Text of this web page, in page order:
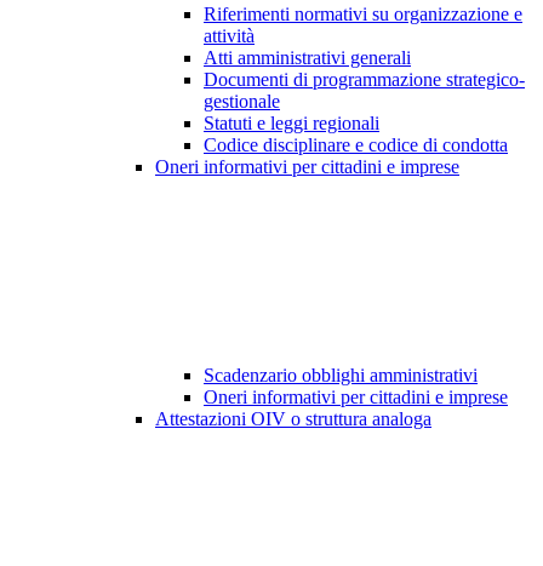
Riferimenti normativi su organizzazione e
attività
Atti amministrativi generali
Documenti di programmazione strategico-
gestionale
Statuti e leggi regionali
Codice disciplinare e codice di condotta
Oneri informativi per cittadini e imprese
Scadenzario obblighi amministrativi
Oneri informativi per cittadini e imprese
Attestazioni OIV o struttura analoga